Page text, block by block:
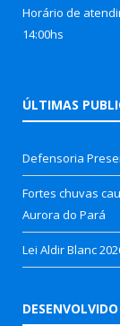
Horário de
14:00hs
ÚLTIMAS
Defensoria
Fortes chuvas
Aurora do Pará
Lei Aldir Blanc